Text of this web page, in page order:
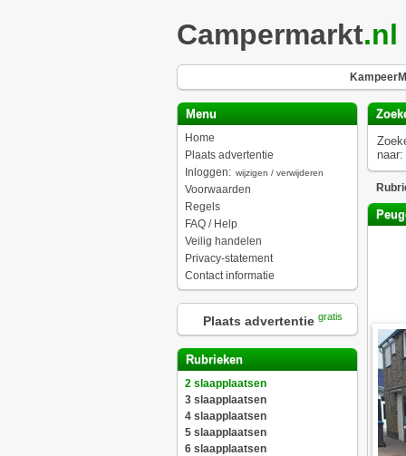
Campermarkt.nl
Menu
Home
Plaats advertentie
Inloggen: wijzigen / verwijderen
Voorwaarden
Regels
FAQ / Help
Veilig handelen
Privacy-statement
Contact informatie
Plaats advertentie gratis
Rubrieken
2 slaapplaatsen
3 slaapplaatsen
4 slaapplaatsen
5 slaapplaatsen
6 slaapplaatsen
naar: